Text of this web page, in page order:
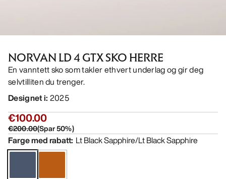
NORVAN LD 4 GTX SKO HERRE
En vanntett sko som takler ethvert underlag og gir deg
selvtilliten du trenger.
Designet i: 2025
€100.00
€200.00(Spar50%)
Farge med rabatt: Lt Black Sapphire/Lt Black Sapphire